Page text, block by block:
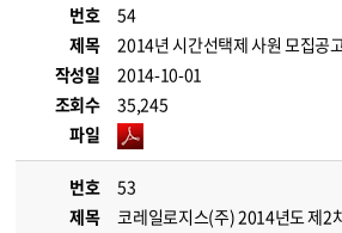
번호
54
제목
2014년 시간선택제 사원 모집공
작성일
2014-10-01
조회수
35,245
파일
번호
53
제목
코레일로지스(주) 2014년도 제2